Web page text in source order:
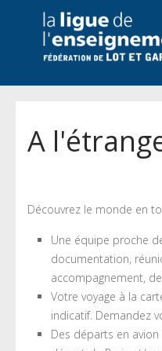
A
Découvrez le monde en
Une équipe proche
documentation,
accompagnement,
Votre voyage à la
indicatif. Demandez
Des départs en